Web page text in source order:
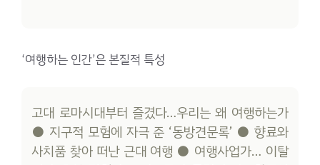
‘여행하는 인간’은 본질적 특성
고대 로마시대부터 즐겼다…우리는 왜 여행하는가
● 지구적 모험에 자극 준 ‘동방견문록’ ● 향료와
사치품 찾아 떠난 근대 여행 ● 여행사업가… 이탈